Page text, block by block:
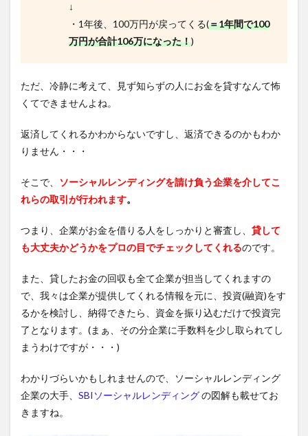
↓
・1年後、100万円が戻ってくる(＝1年間で100
万円が合計106万になった！)
ただ、冷静に考えて、見ず知らずの人にお金を貸すなんて怖
くてできませんよね。
返済してくれるかわからないですし、返済できるのかもわか
りません・・・
そこで、 ソーシャルレンディングを請け負う企業を介してこ
れらの取引が行われます。
つまり、企業がお金を借りる人をしっかりと審査し、 貸して
も大丈夫かどうかをプロの目でチェックしてくれるのです。
また、貸したお金の回収も全て企業が担当してくれますの
で、我々は企業が提供してくれる情報を元に、投資(融資)をす
るかを検討し、納得できたら、資金を振り込むだけで投資完
了となります。(まぁ、その分企業に手数料を少し取られてし
まうわけですが・・・)
わかりづらいかもしれませんので、ソーシャルレンディング
企業の大手、 SBIソーシャルレンディングの図解も載せてお
きますね。